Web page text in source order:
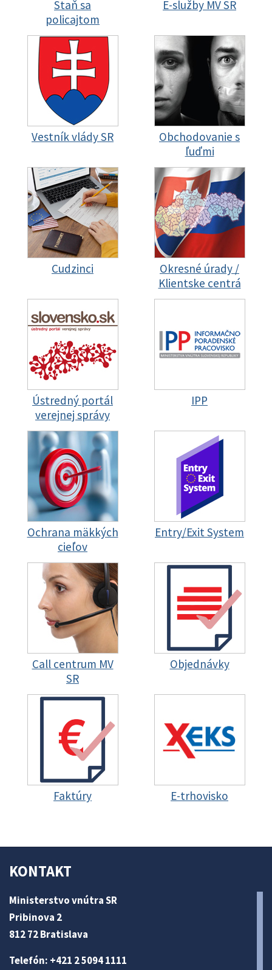
Staň sa
policajtom
E-služby MV SR
Vestník vlády SR
Obchodovanie s
ľuďmi
Cudzinci
Okresné úrady /
Klientske centrá
Ústredný portál
verejnej správy
IPP
Ochrana mäkkých
cieľov
Entry/Exit System
Call centrum MV
SR
Objednávky
Faktúry E-trhovisko
KONTAKT
Ministerstvo vnútra SR
Pribinova 2
812 72 Bratislava
Telefón: +421 2 5094 1111